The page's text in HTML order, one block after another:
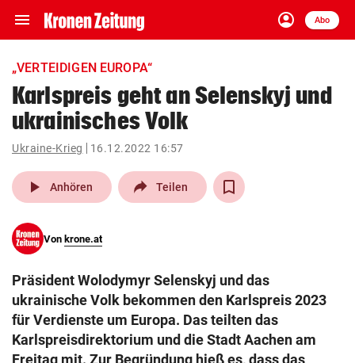
menu Navigation
ein-/ausklappen
account_circle
Anmelden
Abo
close Schließen
account_circle Anmelden
pin_drop
Wien arrow_right
search
eingeben
„VERTEIDIGEN EUROPA“
Karlspreis geht an Selenskyj und
ukrainisches Volk
Ukraine-Krieg 16.12.2022 16:57
play_arrow Anhören Teilen
Von krone.at
Präsident Wolodymyr Selenskyj und das
ukrainische Volk bekommen den Karlspreis 2023
für Verdienste um Europa. Das teilten das
Karlspreisdirektorium und die Stadt Aachen am
Freitag mit. Zur Begründung hieß es, dass das